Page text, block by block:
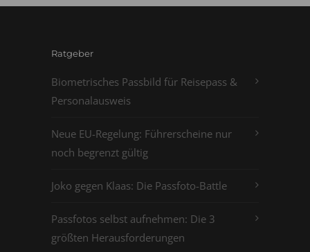
Ratgeber
Biometrisches Passbild für Reisepass &
Personalausweis
Neue EU-Regelung: Führerscheine nur
noch begrenzt gültig
Joko gegen Klaas: Die Passfoto-Battle
Passfotos selbst aufnehmen: Die 3
größten Herausforderungen